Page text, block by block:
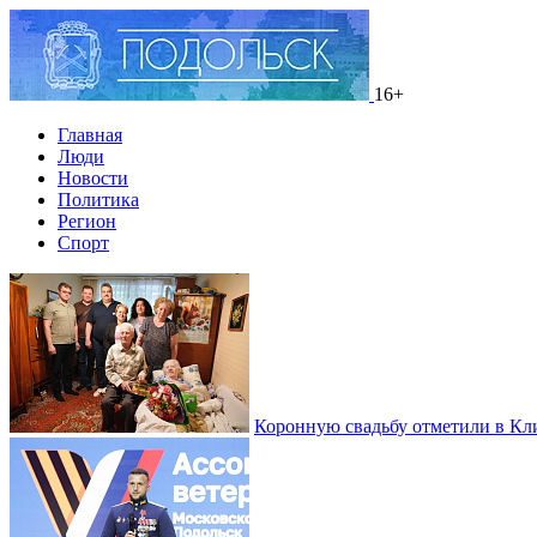
16+
Главная
Люди
Новости
Политика
Регион
Спорт
Коронную свадьбу отметили в